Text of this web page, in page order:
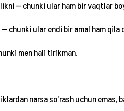
— chunki ular ham bir vaqtlar
chunki ular endi bir amal ham qila
men hali tirikman.
narsa so‘rash uchun